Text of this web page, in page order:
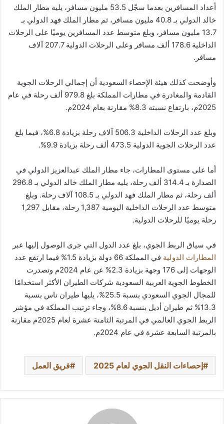
أعداد المسافرين بعدما سجّل 53.5 مليون مسافر، يليه مطار الملك
خالد الدولي بـ 40.8 مليون مسافر، ثم مطار الملك فهد الدولي بـ
13.7 مليون مسافر، وبلغ متوسط عدد المسافرين يوميًا على الرحلات
الداخلية 178.6 ألف مسافر وعلى الرحلات الدولية 207.7 آلاف
مسافر.
وأوضحت كذلك هيئة الإحصاء السعودية أن إجمالي الرحلات الجوية
القادمة والمغادرة في مطارات المملكة بلغ 979.8 ألف رحلة في عام
2025م، بارتفاع نسبته 8.3% مقارنة بعام 2024م.
وبلغ عدد الرحلات الداخلية 506.3 آلاف رحلة بزيادة 6.8%، فيما بلغ
عدد الرحلات الجوية الدولية 473.5 ألف رحلة بزيادة 9.9%.
أما على مستوى المطارات، جاء مطار الملك عبدالعزيز الدولي في
الصدارة بـ 314.4 ألف رحلة، يليه مطار الملك خالد الدولي بـ 296.8
ألف رحلة، ثم مطار الملك فهد الدولي بـ 108.5 آلاف رحلة. وبلغ
متوسط عدد الرحلات الداخلية اليومية 1,387 رحلة، مقابل 1,297
رحلة يوميًا للرحلات الدولية.
في سياق الربط الجوي، بلغ عدد الدول التي جرى الوصول إليها عبر
المطارات الدولية
في المملكة 66 دولة بزيادة 1.5% فيما ارتفع عدد
الوجهات إلى 176 وجهة بزيادة 2.3% عن عام 2024م وتصدرت
الخطوط الجوية العربية السعودية شركات الطيران الأكثر استخدامًا
للمجال الجوي السعودي بنسبة 25.5%، يليها طيران ناس بنسبة
13.3% ثم طيران أديل بنسبة 8.6%، وجاء ترتيب المملكة في مؤشر
الربط الجوي العالمي في المرتبة الثامنة عشرة لعام 2025م مقارنة
بالمرتبة السابعة عشرة في عام 2024م.
إحصاءات النقل الجوي لعام 2025 فريق العمل